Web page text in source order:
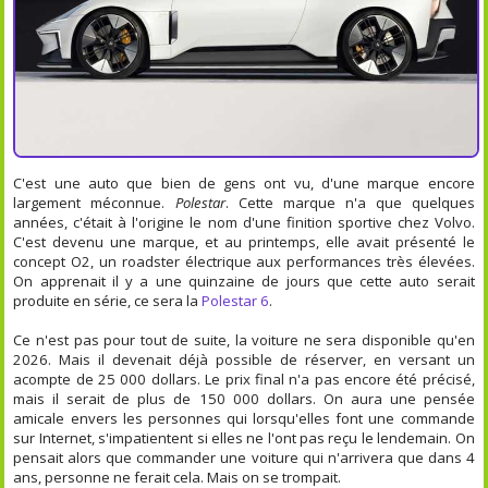
C'est une auto que bien de gens ont vu, d'une marque encore
largement méconnue. Polestar. Cette marque n'a que quelques
années, c'était à l'origine le nom d'une finition sportive chez Volvo.
C'est devenu une marque, et au printemps, elle avait présenté le
concept O2, un roadster électrique aux performances très élevées.
On apprenait il y a une quinzaine de jours que cette auto serait
produite en série, ce sera laPolestar 6.
Ce n'est pas pour tout de suite, la voiture ne sera disponible qu'en
2026. Mais il devenait déjà possible de réserver, en versant un
acompte de 25 000 dollars. Le prix final n'a pas encore été précisé,
mais il serait de plus de 150 000 dollars. On aura une pensée
amicale envers les personnes qui lorsqu'elles font une commande
sur Internet, s'impatientent si elles ne l'ont pas reçu le lendemain. On
pensait alors que commander une voiture qui n'arrivera que dans 4
ans, personne ne ferait cela. Mais on se trompait.